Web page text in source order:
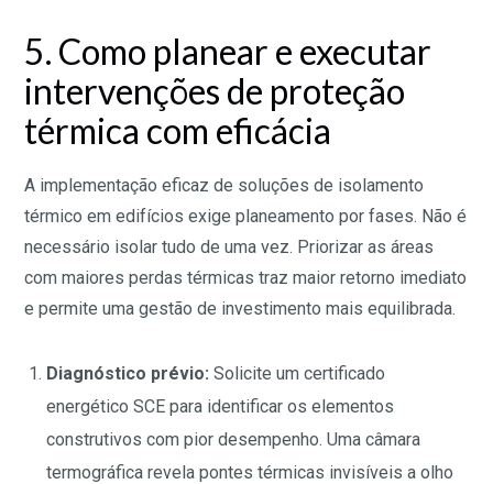
5. Como planear e executar
intervenções de proteção
térmica com eficácia
A implementação eficaz de soluções de isolamento
térmico em edifícios exige planeamento por fases. Não é
necessário isolar tudo de uma vez. Priorizar as áreas
com maiores perdas térmicas traz maior retorno imediato
e permite uma gestão de investimento mais equilibrada.
Diagnóstico prévio: Solicite um certificado
energético SCE para identificar os elementos
construtivos com pior desempenho. Uma câmara
termográfica revela pontes térmicas invisíveis a olho